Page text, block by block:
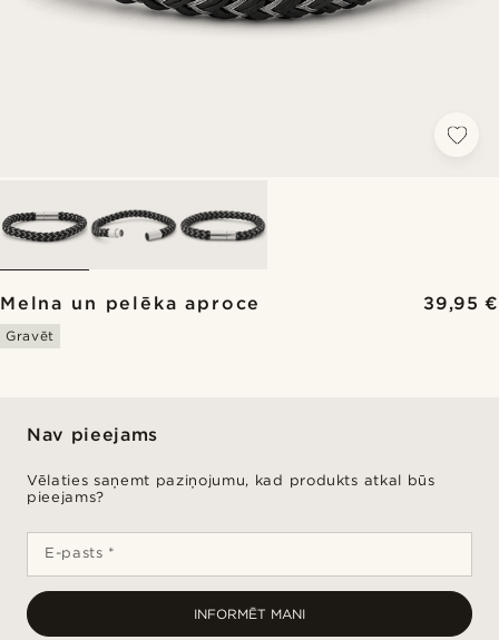
Melna un pelēka aproce 39,95 €
Gravēt
Nav pieejams
Vēlaties saņemt paziņojumu, kad produkts atkal būs
pieejams?
E-pasts *
INFORMĒT MANI